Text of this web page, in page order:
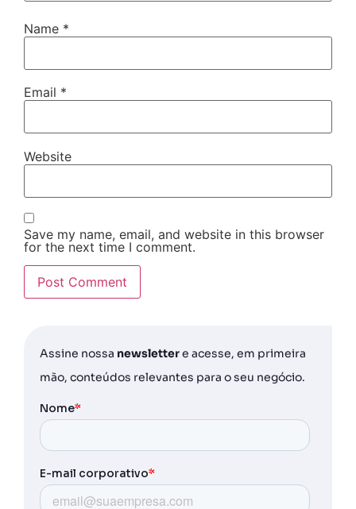
Name *
Email *
Website
Save my name, email, and website in this browser
for the next time I comment.
Assine nossa newslettere acesse, em primeira
mão, conteúdos relevantes para o seu negócio.